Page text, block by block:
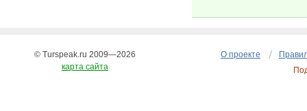
О проекте
© Turspeak.ru 2009—2026
карта сайта